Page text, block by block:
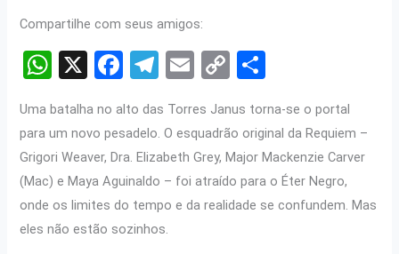
Compartilhe com seus amigos:
W
at
s
A
p
p
X
F
ce
b
o
o
k
T
e
gr
a
m
E
ail
C
py
Li
n
k
ar
e
Uma batalha no alto das Torres Janus torna-se o portal
para um novo pesadelo. O esquadrão original da Requiem –
Grigori Weaver, Dra. Elizabeth Grey, Major Mackenzie Carver
(Mac) e Maya Aguinaldo – foi atraído para o Éter Negro,
onde os limites do tempo e da realidade se confundem. Mas
eles não estão sozinhos.